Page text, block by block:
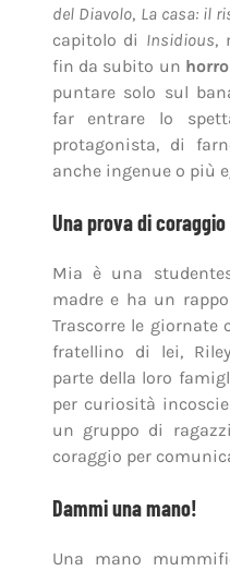
del Diavolo, La casa: il
capitolo di Insidious,
fin da subito un
puntare solo sul
far entrare lo
protagonista, di
anche ingenue o più
Una prova di coraggio
Mia è una
madre e ha un
Trascorre le giornate
fratellino di lei,
parte della loro
per curiosità
un gruppo di
coraggio per
Dammi una mano!
Una mano